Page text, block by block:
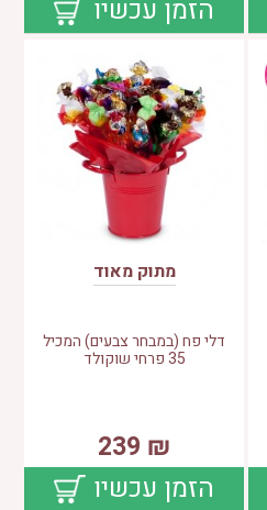
הזמן עכשיו
מתוק מאוד
דלי פח (במבחר צבעים) המכיל
35 פרחי שוקולד
₪
239
הזמן עכשיו